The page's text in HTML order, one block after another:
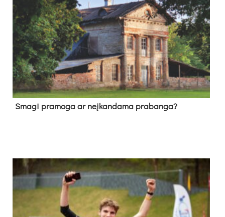
Sma­gi pra­mo­ga ar neį­kan­da­ma pra­ban­ga?